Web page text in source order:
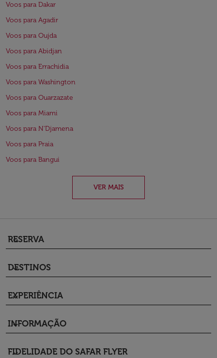
Voos para Dakar
Voos para Agadir
Voos para Oujda
Voos para Abidjan
Voos para Errachidia
Voos para Washington
Voos para Ouarzazate
Voos para Miami
Voos para N'Djamena
Voos para Praia
Voos para Bangui
VER MAIS
RESERVA
keyboard_arrow_down
DESTINOS
keyboard_arrow_down
EXPERIÊNCIA
keyboard_arrow_down
INFORMAÇÃO
keyboard_arrow_down
FIDELIDADE DO SAFAR FLYER
keyboard_arrow_down